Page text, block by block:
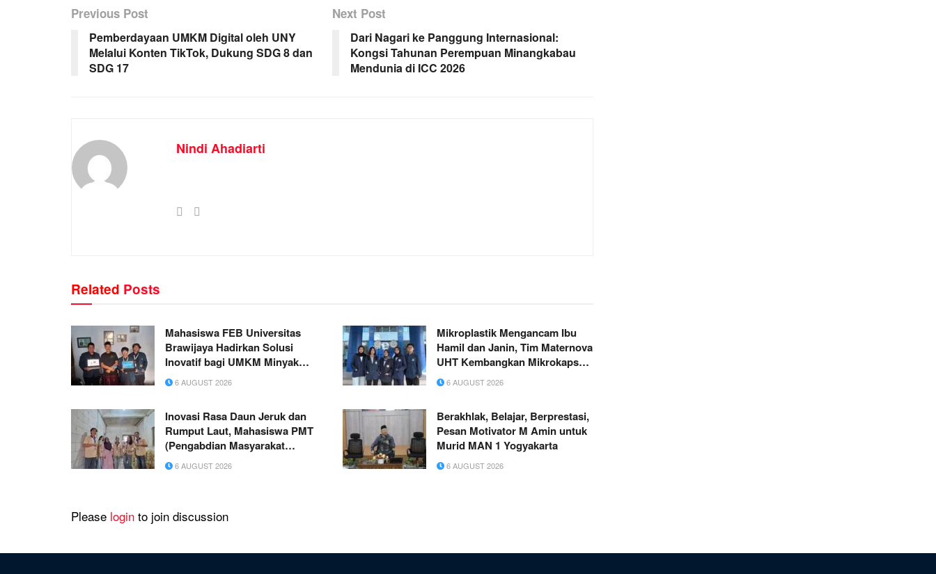
Previous Post
Pemberdayaan UMKM Digital oleh UNY
Melalui Konten TikTok, Dukung SDG 8 dan
SDG 17
Next Post
Dari Nagari ke Panggung Internasional:
Kongsi Tahunan Perempuan Minangkabau
Mendunia di ICC 2026
Nindi Ahadiarti
Related Posts
Mahasiswa FEB Universitas
Brawijaya Hadirkan Solusi
Inovatif bagi UMKM Minyak
Kenanga di Desa Kebonduren
6 AUGUST 2026
Mikroplastik Mengancam Ibu
Hamil dan Janin, Tim Maternova
UHT Kembangkan Mikrokapsul
Ekstrak Daun Bidara Laut
sebagai Kandidat Antiinflamasi
6 AUGUST 2026
Inovasi Rasa Daun Jeruk dan
Rumput Laut, Mahasiswa PMT
(Pengabdian Masyarakat
Tematik) Kelompok 40 UNITRI
Malang Dorong Daya Saing
6 AUGUST 2026
Berakhlak, Belajar, Berprestasi,
Pesan Motivator M Amin untuk
Murid MAN 1 Yogyakarta
6 AUGUST 2026
Please login to join discussion